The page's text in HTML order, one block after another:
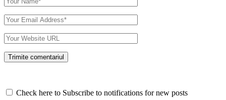
Check here to Subscribe to notifications for new posts